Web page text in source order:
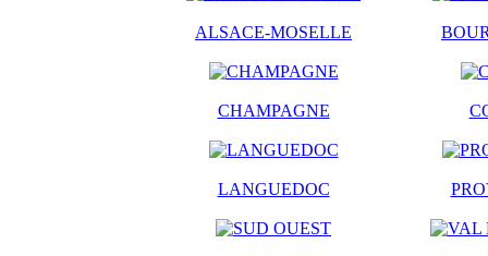
ALSACE-MOSELLE
CHAMPAGNE
LANGUEDOC